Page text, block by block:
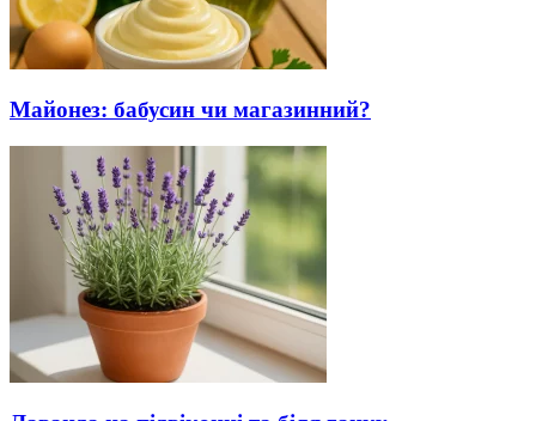
Майонез: бабусин чи магазинний?